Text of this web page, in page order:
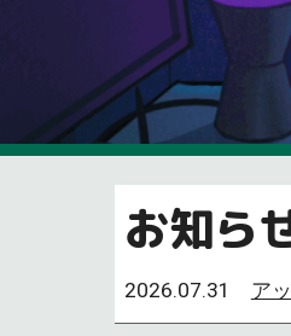
お知ら
2026.07.31 ア